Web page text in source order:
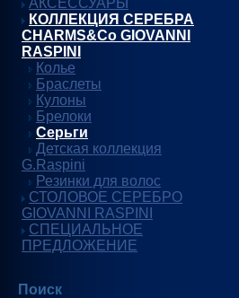
АКСЕССУАРЫ
КОЛЛЕКЦИЯ СЕРЕБРА
CHARMS&Co GIOVANNI
RASPINI
Колье
Браслеты
Кулоны
Брелоки
Серьги
Детская коллекция
G.Raspini
Резинки для волос
СТОЛОВОЕ СЕРЕБРО
GIOVANNI RASPINI
СПЕЦИАЛЬНОЕ
ПРЕДЛОЖЕНИЕ
Поиск